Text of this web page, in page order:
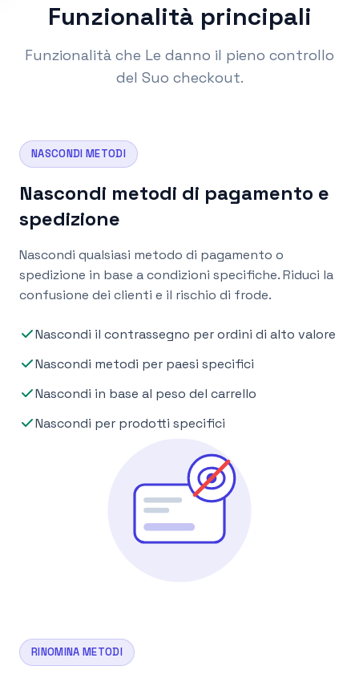
Funzionalità principali
Funzionalità che Le danno il pieno controllo
del Suo checkout.
NASCONDI METODI
Nascondi metodi di pagamento e
spedizione
Nascondi qualsiasi metodo di pagamento o
spedizione in base a condizioni specifiche. Riduci la
confusione dei clienti e il rischio di frode.
Nascondi il contrassegno per ordini di alto valore
Nascondi metodi per paesi specifici
Nascondi in base al peso del carrello
Nascondi per prodotti specifici
RINOMINA METODI